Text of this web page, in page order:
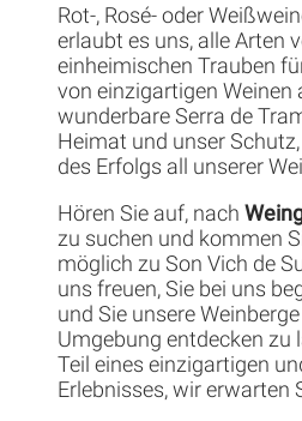
Rot-, Rosé- oder
erlaubt es uns, alle Arten
einheimischen Trauben
von einzigartigen Weinen
wunderbare Serra de
Heimat und unser
des Erfolgs all unserer
Hören Sie auf, nach
zu suchen und kommen
möglich zu Son Vich de
uns freuen, Sie bei uns
und Sie unsere
Umgebung entdecken zu
Teil eines einzigartigen
Erlebnisses, wir erwarten